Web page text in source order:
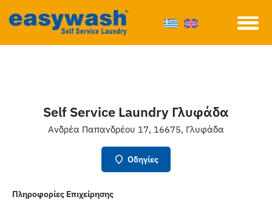
Self Service Laundry Γλυφάδα
Ανδρέα Παπανδρέου 17, 16675, Γλυφάδα
Οδηγίες
Πληροφορίες Επιχείρησης